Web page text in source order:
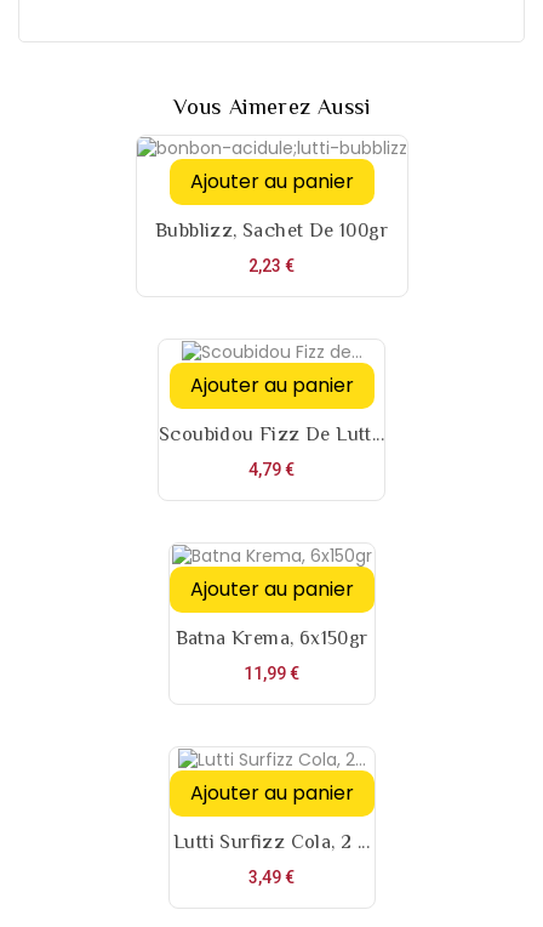
Vous Aimerez Aussi
Ajouter au panier
Bubblizz, Sachet De 100gr
2,23 €Prix
Ajouter au panier
Scoubidou Fizz De Lutt...
4,79 €Prix
Ajouter au panier
Batna Krema, 6x150gr
11,99 €Prix
Ajouter au panier
Lutti Surfizz Cola, 2 ...
3,49 €Prix